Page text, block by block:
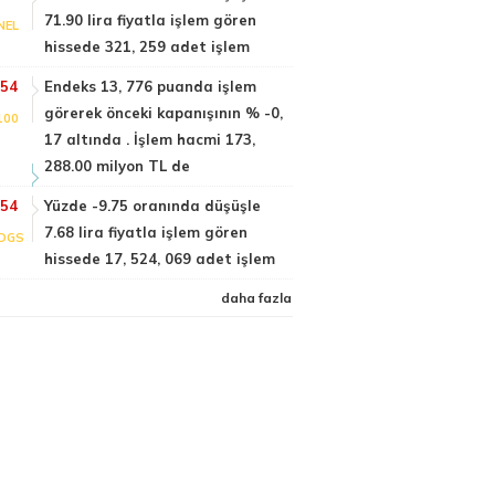
71.90 lira fiyatla işlem gören
hissede 321, 259 adet işlem
Endeks 13, 776 puanda işlem
görerek önceki kapanışının % -0,
17 altında . İşlem hacmi 173,
288.00 milyon TL de
Yüzde -9.75 oranında düşüşle
7.68 lira fiyatla işlem gören
hissede 17, 524, 069 adet işlem
daha fazla